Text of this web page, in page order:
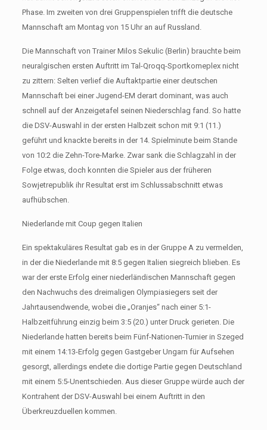
Phase. Im zweiten von drei Gruppenspielen trifft die deutsche
Mannschaft am Montag von 15 Uhr an auf Russland.
Die Mannschaft von Trainer Milos Sekulic (Berlin) brauchte beim
neuralgischen ersten Auftritt im Tal-Qroqq-Sportkomeplex nicht
zu zittern: Selten verlief die Auftaktpartie einer deutschen
Mannschaft bei einer Jugend-EM derart dominant, was auch
schnell auf der Anzeigetafel seinen Niederschlag fand. So hatte
die DSV-Auswahl in der ersten Halbzeit schon mit 9:1 (11.)
geführt und knackte bereits in der 14. Spielminute beim Stande
von 10:2 die Zehn-Tore-Marke. Zwar sank die Schlagzahl in der
Folge etwas, doch konnten die Spieler aus der früheren
Sowjetrepublik ihr Resultat erst im Schlussabschnitt etwas
aufhübschen.
Niederlande mit Coup gegen Italien
Ein spektakuläres Resultat gab es in der Gruppe A zu vermelden,
in der die Niederlande mit 8:5 gegen Italien siegreich blieben. Es
war der erste Erfolg einer niederländischen Mannschaft gegen
den Nachwuchs des dreimaligen Olympiasiegers seit der
Jahrtausendwende, wobei die „Oranjes“ nach einer 5:1-
Halbzeitführung einzig beim 3:5 (20.) unter Druck gerieten. Die
Niederlande hatten bereits beim Fünf-Nationen-Turnier in Szeged
mit einem 14:13-Erfolg gegen Gastgeber Ungarn für Aufsehen
gesorgt, allerdings endete die dortige Partie gegen Deutschland
mit einem 5:5-Unentschieden. Aus dieser Gruppe würde auch der
Kontrahent der DSV-Auswahl bei einem Auftritt in den
Überkreuzduellen kommen.